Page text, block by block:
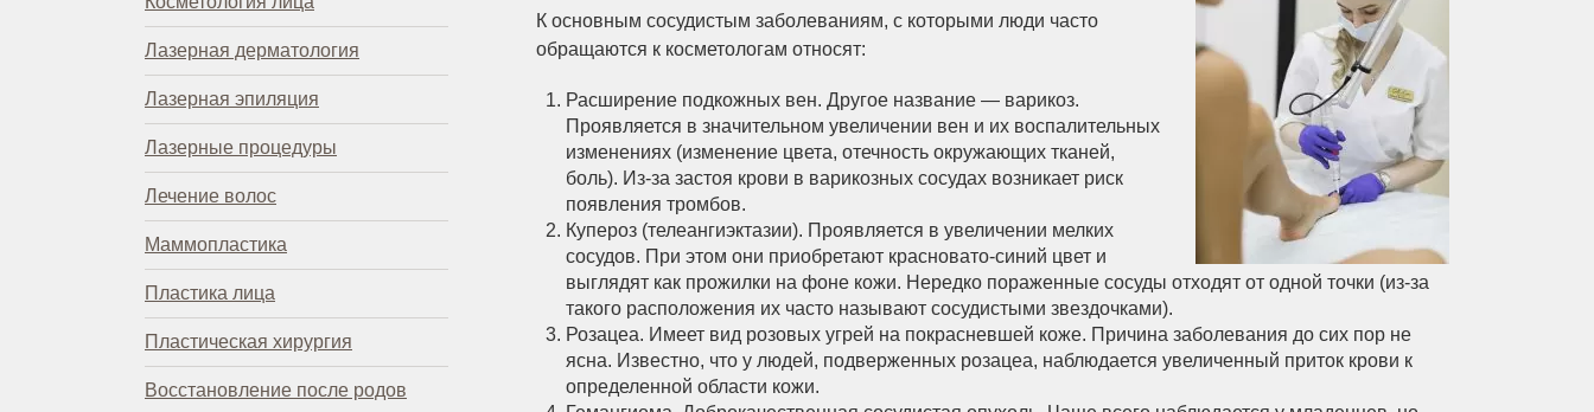
Лазерная дерматология
Лазерная эпиляция
Лазерные процедуры
Лечение волос
Маммопластика
Пластика лица
Пластическая хирургия
Восстановление после родов
К основным сосудистым заболеваниям, с которыми люди часто
обращаются к косметологам относят:
Расширение подкожных вен. Другое название — варикоз.
Проявляется в значительном увеличении вен и их воспалительных
изменениях (изменение цвета, отечность окружающих тканей,
боль). Из-за застоя крови в варикозных сосудах возникает риск
появления тромбов.
Купероз (телеангиэктазии). Проявляется в увеличении мелких
сосудов. При этом они приобретают красновато-синий цвет и
выглядят как прожилки на фоне кожи. Нередко пораженные сосуды отходят от одной точки (из-за
такого расположения их часто называют сосудистыми звездочками).
Розацеа. Имеет вид розовых угрей на покрасневшей коже. Причина заболевания до сих пор не
ясна. Известно, что у людей, подверженных розацеа, наблюдается увеличенный приток крови к
определенной области кожи.